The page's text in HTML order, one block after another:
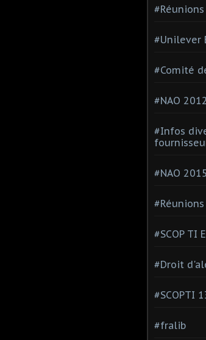
#Unilever
#Comité
#NAO 2012
#Infos
#NAO 2015
#Réunions
#SCOP TI
#Droit
#SCOPTI
#fralib